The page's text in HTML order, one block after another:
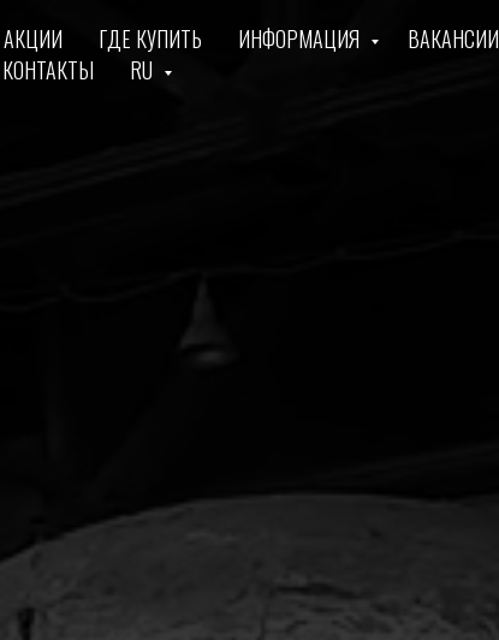
АКЦИИ ГДЕ КУПИТЬ ИНФОРМАЦИЯ
ВАКАНСИИ
КОНТАКТЫ
RU